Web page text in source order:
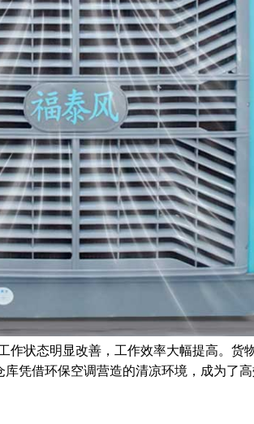
状态明显改善，工作效率大幅提高。货
凭借环保空调营造的清凉环境，成为了